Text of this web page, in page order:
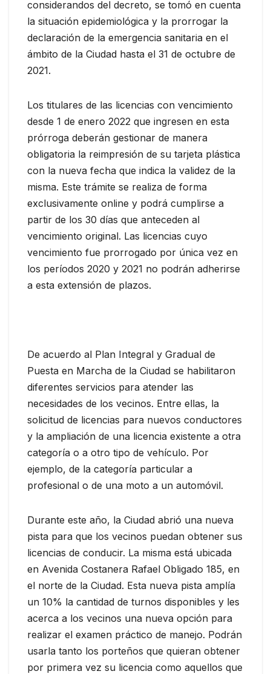
considerandos del decreto, se tomó en cuenta
la situación epidemiológica y la prorrogar la
declaración de la emergencia sanitaria en el
ámbito de la Ciudad hasta el 31 de octubre de
2021.
Los titulares de las licencias con vencimiento
desde 1 de enero 2022 que ingresen en esta
prórroga deberán gestionar de manera
obligatoria la reimpresión de su tarjeta plástica
con la nueva fecha que indica la validez de la
misma. Este trámite se realiza de forma
exclusivamente online y podrá cumplirse a
partir de los 30 días que anteceden al
vencimiento original. Las licencias cuyo
vencimiento fue prorrogado por única vez en
los períodos 2020 y 2021 no podrán adherirse
a esta extensión de plazos.
De acuerdo al Plan Integral y Gradual de
Puesta en Marcha de la Ciudad se habilitaron
diferentes servicios para atender las
necesidades de los vecinos. Entre ellas, la
solicitud de licencias para nuevos conductores
y la ampliación de una licencia existente a otra
categoría o a otro tipo de vehículo. Por
ejemplo, de la categoría particular a
profesional o de una moto a un automóvil.
Durante este año, la Ciudad abrió una nueva
pista para que los vecinos puedan obtener sus
licencias de conducir. La misma está ubicada
en Avenida Costanera Rafael Obligado 185, en
el norte de la Ciudad. Esta nueva pista amplía
un 10% la cantidad de turnos disponibles y les
acerca a los vecinos una nueva opción para
realizar el examen práctico de manejo. Podrán
usarla tanto los porteños que quieran obtener
por primera vez su licencia como aquellos que